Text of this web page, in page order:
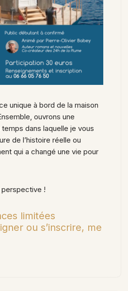
unique à bord de la maison
ouvrons une
dans laquelle je vous
de l’histoire réelle ou
qui a changé une vie pour
perspective !
limitées
ou s’inscrire, me